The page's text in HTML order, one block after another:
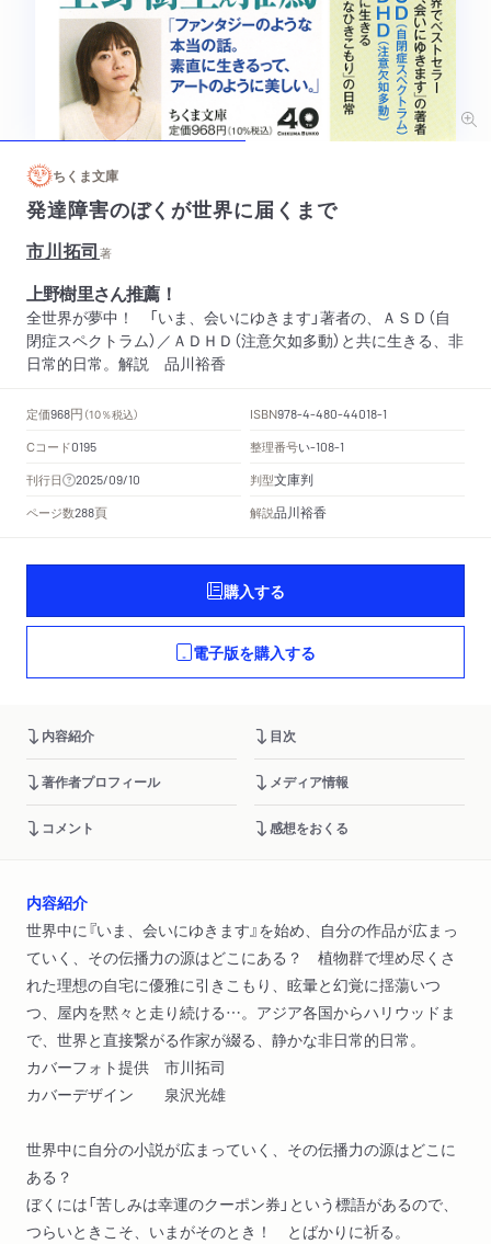
ちくま文庫
発達障害のぼくが世界に届くまで
市川拓司著
上野樹里さん推薦！
全世界が夢中！ 「いま、会いにゆきます」著者の、ＡＳＤ（自
閉症スペクトラム）／ＡＤＨＤ（注意欠如多動）と共に生きる、非
日常的日常。解説 品川裕香
定価968円 （10％税込） ISBN978-4-480-44018-1
Cコード0195 整理番号い-108-1
刊行日 2025/09/10 判型文庫判
ページ数288頁 解説品川裕香
購入する
電子版を購入する
内容紹介 目次
著作者プロフィール メディア情報
コメント 感想をおくる
内容紹介
世界中に『いま、会いにゆきます』を始め、自分の作品が広まっ
ていく、その伝播力の源はどこにある？ 植物群で埋め尽くさ
れた理想の自宅に優雅に引きこもり、眩暈と幻覚に揺蕩いつ
つ、屋内を黙々と走り続ける…。アジア各国からハリウッドま
で、世界と直接繋がる作家が綴る、静かな非日常的日常。
カバーフォト提供 市川拓司
カバーデザイン 泉沢光雄
世界中に自分の小説が広まっていく、その伝播力の源はどこに
ある？
ぼくには「苦しみは幸運のクーポン券」という標語があるので、
つらいときこそ、いまがそのとき！ とばかりに祈る。